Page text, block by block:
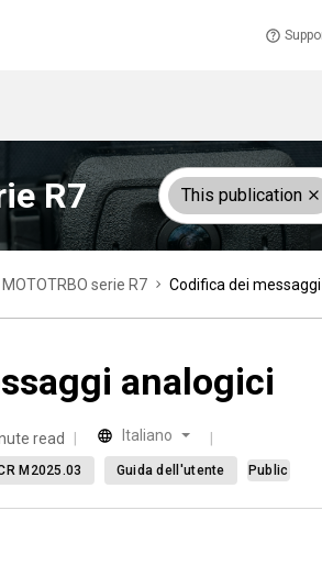
R7 This publication
serie R7 Codifica dei
analogici
read Italiano
M2025.03 Guida dell'utente Public